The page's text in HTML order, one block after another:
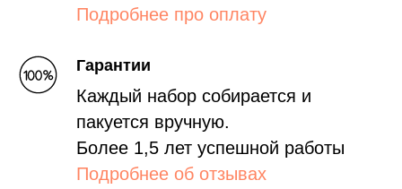
Подробнее про оплату
Гарантии
Каждый набор собирается и
пакуется вручную.
Более 1,5 лет успешной работы
Подробнее об отзывах